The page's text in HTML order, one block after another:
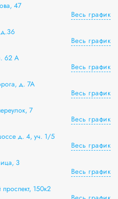
47
Весь график
Весь график
62 А
Весь график
д. 7А
Весь график
7
Весь график
д. 4, уч. 1/5
Весь график
3
Весь график
150к2